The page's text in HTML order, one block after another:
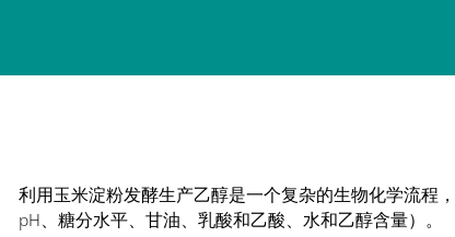
利用玉米淀粉发酵生产乙醇是一个复杂的生物化学流程
pH、糖分水平、甘油、乳酸和乙酸、水和乙醇含量）。